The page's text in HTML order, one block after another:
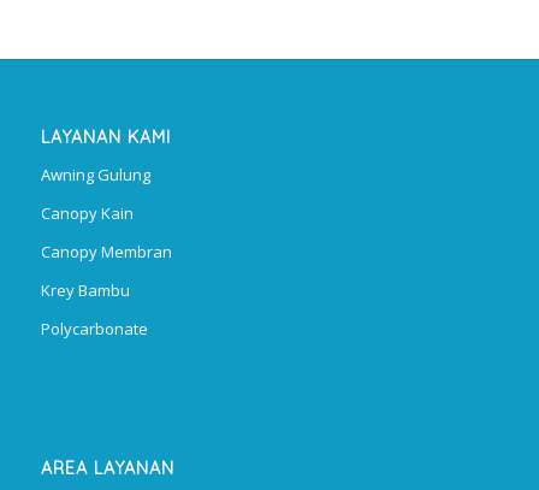
LAYANAN KAMI
Awning Gulung
Canopy Kain
Canopy Membran
Krey Bambu
Polycarbonate
AREA LAYANAN